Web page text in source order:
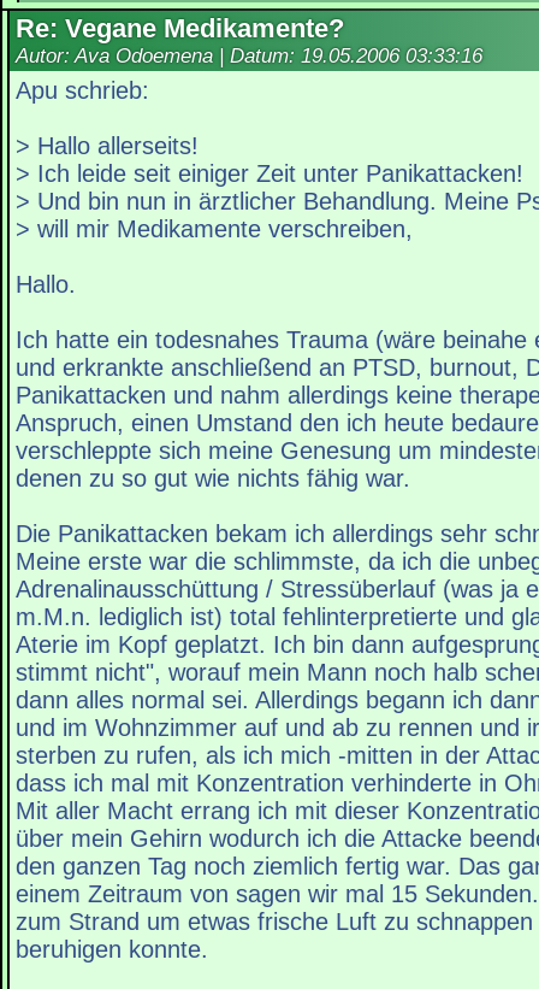
Re: Vegane Medikamente?
Autor: Ava Odoemena | Datum: 19.05.2006 03:33:16
Apu schrieb:
> Hallo allerseits!
> Ich leide seit einiger Zeit unter Panikattacken!
> Und bin nun in ärztlicher Behandlung. Meine
> will mir Medikamente verschreiben,
Hallo.
Ich hatte ein todesnahes Trauma (wäre beinahe
und erkrankte anschließend an PTSD, burnout,
Panikattacken und nahm allerdings keine
Anspruch, einen Umstand den ich heute
verschleppte sich meine Genesung um
denen zu so gut wie nichts fähig war.
Die Panikattacken bekam ich allerdings sehr
Meine erste war die schlimmste, da ich die
Adrenalinausschüttung / Stressüberlauf (was ja
m.M.n. lediglich ist) total fehlinterpretierte und
Aterie im Kopf geplatzt. Ich bin dann
stimmt nicht", worauf mein Mann noch halb
dann alles normal sei. Allerdings begann ich
und im Wohnzimmer auf und ab zu rennen und
sterben zu rufen, als ich mich -mitten in der
dass ich mal mit Konzentration verhinderte in
Mit aller Macht errang ich mit dieser
über mein Gehirn wodurch ich die Attacke
den ganzen Tag noch ziemlich fertig war. Das
einem Zeitraum von sagen wir mal 15
zum Strand um etwas frische Luft zu
beruhigen konnte.